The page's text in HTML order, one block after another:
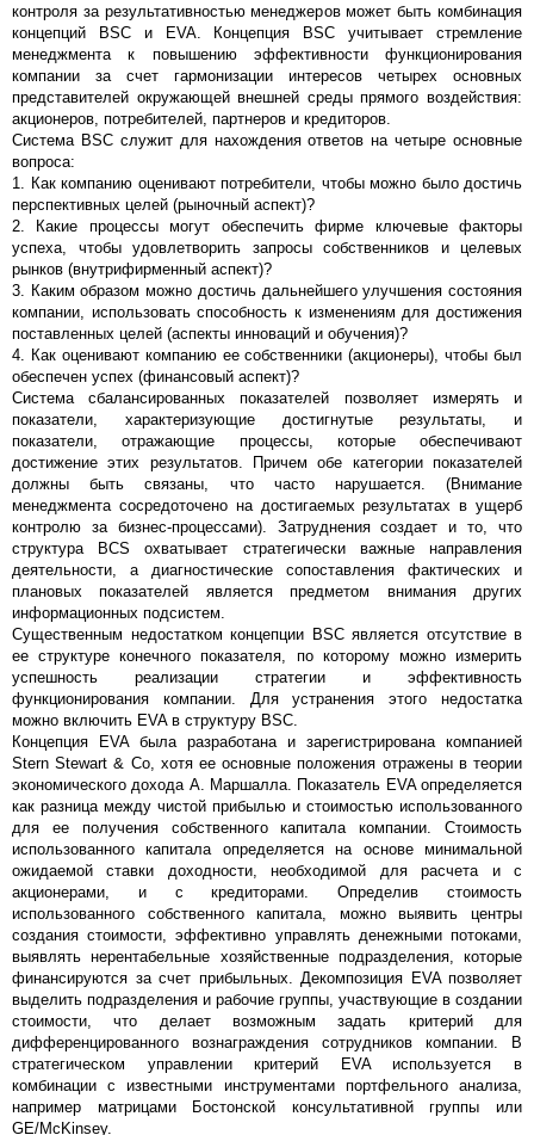
контроля за результативностью менеджеров может быть комбинация
концепций BSC и EVA. Концепция BSC учитывает стремление
менеджмента к повышению эффективности функционирования
компании за счет гармонизации интересов четырех основных
представителей окружающей внешней среды прямого воздействия:
акционеров, потребителей, партнеров и кредиторов.
Система BSC служит для нахождения ответов на четыре основные
вопроса:
1. Как компанию оценивают потребители, чтобы можно было достичь
перспективных целей (рыночный аспект)?
2. Какие процессы могут обеспечить фирме ключевые факторы
успеха, чтобы удовлетворить запросы собственников и целевых
рынков (внутрифирменный аспект)?
3. Каким образом можно достичь дальнейшего улучшения состояния
компании, использовать способность к изменениям для достижения
поставленных целей (аспекты инноваций и обучения)?
4. Как оценивают компанию ее собственники (акционеры), чтобы был
обеспечен успех (финансовый аспект)?
Система сбалансированных показателей позволяет измерять и
показатели, характеризующие достигнутые результаты, и
показатели, отражающие процессы, которые обеспечивают
достижение этих результатов. Причем обе категории показателей
должны быть связаны, что часто нарушается. (Внимание
менеджмента сосредоточено на достигаемых результатах в ущерб
контролю за бизнес-процессами). Затруднения создает и то, что
структура BCS охватывает стратегически важные направления
деятельности, а диагностические сопоставления фактических и
плановых показателей является предметом внимания других
информационных подсистем.
Существенным недостатком концепции BSC является отсутствие в
ее структуре конечного показателя, по которому можно измерить
успешность реализации стратегии и эффективность
функционирования компании. Для устранения этого недостатка
можно включить EVA в структуру BSC.
Концепция EVA была разработана и зарегистрирована компанией
Stern Stewart & Co, хотя ее основные положения отражены в теории
экономического дохода А. Маршалла. Показатель EVA определяется
как разница между чистой прибылью и стоимостью использованного
для ее получения собственного капитала компании. Стоимость
использованного капитала определяется на основе минимальной
ожидаемой ставки доходности, необходимой для расчета и с
акционерами, и с кредиторами. Определив стоимость
использованного собственного капитала, можно выявить центры
создания стоимости, эффективно управлять денежными потоками,
выявлять нерентабельные хозяйственные подразделения, которые
финансируются за счет прибыльных. Декомпозиция EVA позволяет
выделить подразделения и рабочие группы, участвующие в создании
стоимости, что делает возможным задать критерий для
дифференцированного вознаграждения сотрудников компании. В
стратегическом управлении критерий EVA используется в
комбинации с известными инструментами портфельного анализа,
например матрицами Бостонской консультативной группы или
GE/McKinsey.